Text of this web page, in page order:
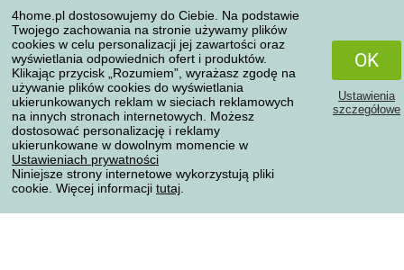
4home.pl dostosowujemy do Ciebie. Na podstawie
Twojego zachowania na stronie używamy plików
cookies w celu personalizacji jej zawartości oraz
wyświetlania odpowiednich ofert i produktów.
Klikając przycisk „Rozumiem”, wyrażasz zgodę na
używanie plików cookies do wyświetlania
ukierunkowanych reklam w sieciach reklamowych
na innych stronach internetowych. Możesz
dostosować personalizację i reklamy
ukierunkowane w dowolnym momencie w
Ustawieniach prywatności
Niniejsze strony internetowe wykorzystują pliki
cookie. Więcej informacji tutaj
OK
Ustawienia
szczegółowe
Sposoby transportu
Metody płatności
Niezawodny sklep